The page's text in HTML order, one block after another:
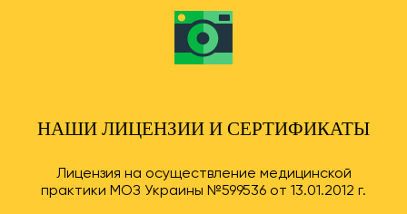
НАШИ ЛИЦЕНЗИИ И СЕРТИФИКАТЫ
Лицензия на осуществление медицинской
практики МОЗ Украины №599536 от 13.01.2012 г.